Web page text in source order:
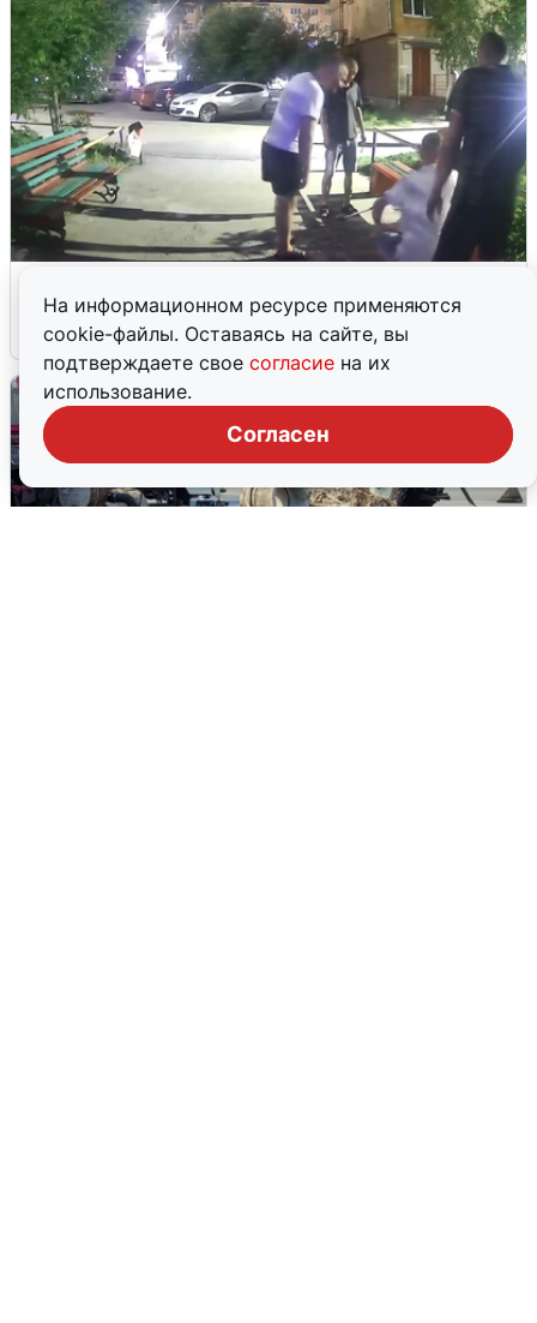
На информационном ресурсе применяются
cookie-файлы. Оставаясь на сайте, вы
подтверждаете свое согласие на их
использование.
Согласен
9 августа 0